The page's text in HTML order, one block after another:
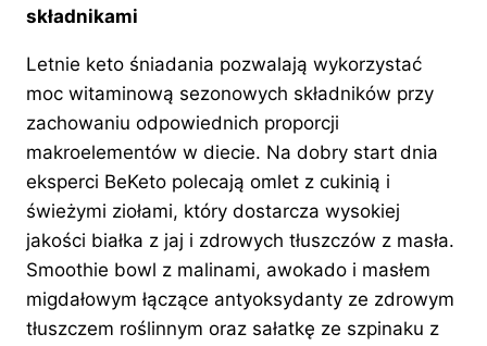
składnikami
Letnie keto śniadania pozwalają wykorzystać
moc witaminową sezonowych składników przy
zachowaniu odpowiednich proporcji
makroelementów w diecie. Na dobry start dnia
eksperci BeKeto polecają omlet z cukinią i
świeżymi ziołami, który dostarcza wysokiej
jakości białka z jaj i zdrowych tłuszczów z masła.
Smoothie bowl z malinami, awokado i masłem
migdałowym łączące antyoksydanty ze zdrowym
tłuszczem roślinnym oraz sałatkę ze szpinaku z